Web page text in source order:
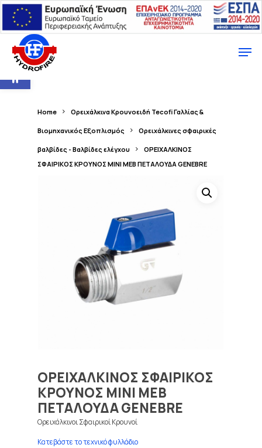
Ανοίξτε τη γραμμή εργαλείων
Home Ορειχάλκινα Κρουνοειδή Tecofi Γαλλίας &
Βιομηχανικός Εξοπλισμός Ορειχάλκινες σφαιρικές
βαλβίδες - Βαλβίδες ελέγχου
ΟΡΕΙΧΑΛΚΙΝΟΣ
ΣΦΑΙΡΙΚΟΣ ΚΡΟΥΝΟΣ ΜΙΝΙ ΜΕΒ ΠΕΤΑΛΟΥΔΑ GENEBRE
ΟΡΕΙΧΑΛΚΙΝΟΣ ΣΦΑΙΡΙΚΟΣ
ΚΡΟΥΝΟΣ ΜΙΝΙ ΜΕΒ
ΠΕΤΑΛΟΥΔΑ GENEBRE
Ορειχάλκινοι Σφαιρικοί Κρουνοί
Κατεβάστε το τεχνικό φυλλάδιο